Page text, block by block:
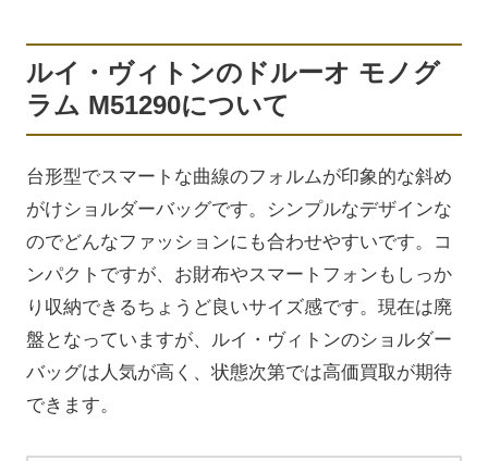
ルイ・ヴィトンのドルーオ モノグ
ラム M51290について
台形型でスマートな曲線のフォルムが印象的な斜め
がけショルダーバッグです。シンプルなデザインな
のでどんなファッションにも合わせやすいです。コ
ンパクトですが、お財布やスマートフォンもしっか
り収納できるちょうど良いサイズ感です。現在は廃
盤となっていますが、ルイ・ヴィトンのショルダー
バッグは人気が高く、状態次第では高価買取が期待
できます。